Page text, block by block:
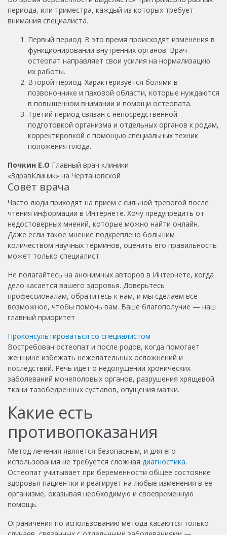
периода, или триместра, каждый из которых требует
внимания специалиста.
Первый период. В это время происходят изменения в
функционировании внутренних органов. Врач-
остеопат направляет свои усилия на нормализацию
их работы.
Второй период. Характеризуется болями в
позвоночнике и паховой области, которые нуждаются
в повышенном внимании и помощи остеопата.
Третий период связан с непосредственной
подготовкой организма и отдельных органов к родам,
корректировкой с помощью специальных техник
положения плода.
Почкин Е.О Главный врач клиники
«ЗдравКлиник» на Чертановской
Совет врача
Часто люди приходят на прием с сильной тревогой после
чтения информации в Интернете. Хочу предупредить от
недостоверных мнений, которые можно найти онлайн.
Даже если такое мнение подкреплено большим
количеством научных терминов, оценить его правильность
может только специалист.
Не полагайтесь на анонимных авторов в Интернете, когда
дело касается вашего здоровья. Доверьтесь
профессионалам, обратитесь к нам, и мы сделаем все
возможное, чтобы помочь вам. Ваше благополучие — наш
главный приоритет
Проконсультироваться со специалистом
Востребован остеопат и после родов, когда помогает
женщине избежать нежелательных осложнений и
последствий. Речь идет о недопущении хронических
заболеваний мочеполовых органов, разрушения хрящевой
ткани тазобедренных суставов, опущения матки.
Какие есть
противопоказания
Метод лечения является безопасным, и для его
использования не требуется сложная диагностика.
Остеопат учитывает при беременности общее состояние
здоровья пациентки и реагирует на любые изменения в ее
организме, оказывая необходимую и своевременную
помощь.
Ограничения по использованию метода касаются только